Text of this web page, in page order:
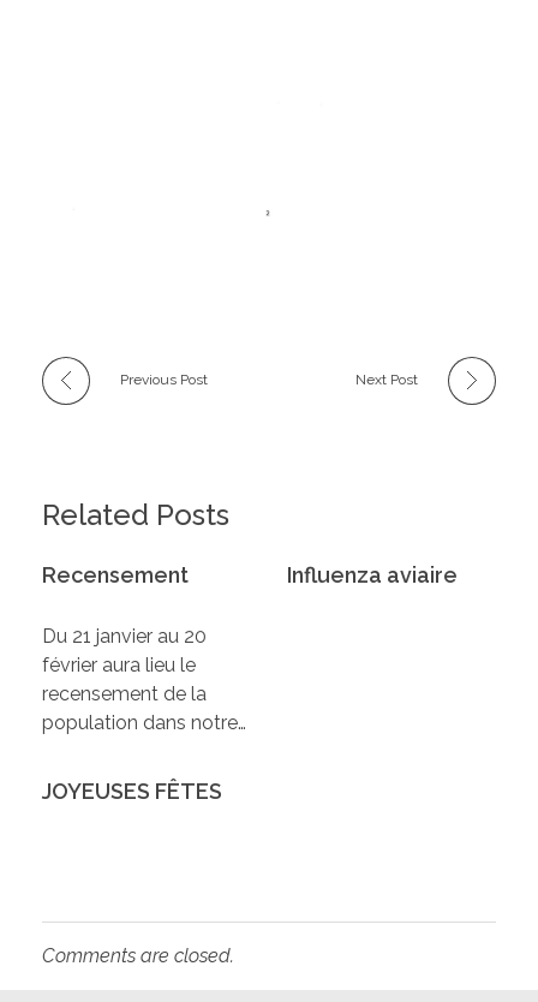
Previous Post Next Post
Related Posts
Recensement
Du 21 janvier au 20
février aura lieu le
recensement de la
population dans notre…
Influenza aviaire
JOYEUSES FÊTES
Comments are closed.